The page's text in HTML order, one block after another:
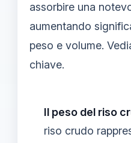
assorbire una
aumentando
peso e volume.
chiave.
Il peso del riso
riso crudo